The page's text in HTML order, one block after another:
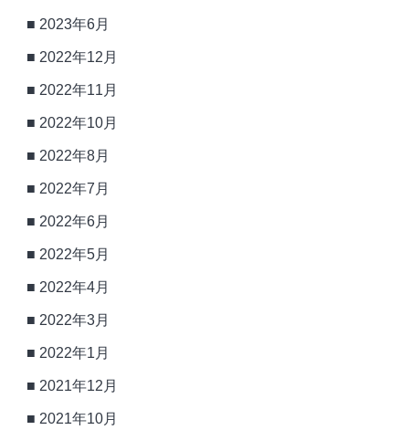
2023年6月
2022年12月
2022年11月
2022年10月
2022年8月
2022年7月
2022年6月
2022年5月
2022年4月
2022年3月
2022年1月
2021年12月
2021年10月